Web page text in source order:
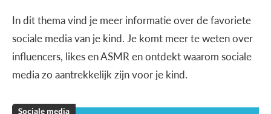
In dit thema vind je meer informatie over de favoriete
sociale media van je kind. Je komt meer te weten over
influencers, likes en ASMR en ontdekt waarom sociale
media zo aantrekkelijk zijn voor je kind.
Sociale media